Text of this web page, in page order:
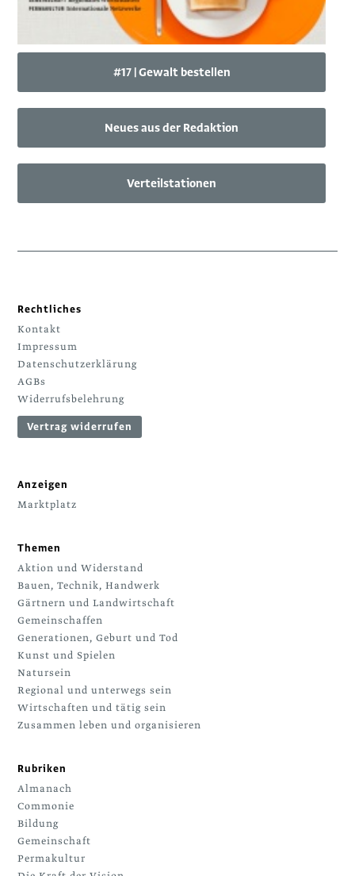
#17 | Gewalt bestellen
Neues aus der Redaktion
Verteilstationen
Rechtliches
Kontakt
Impressum
Datenschutzerklärung
AGBs
Widerrufsbelehrung
Vertrag widerrufen
Anzeigen
Marktplatz
Themen
Aktion und Widerstand
Bauen, Technik, Handwerk
Gärtnern und Landwirtschaft
Gemeinschaffen
Generationen, Geburt und Tod
Kunst und Spielen
Natursein
Regional und unterwegs sein
Wirtschaften und tätig sein
Zusammen leben und organisieren
Rubriken
Almanach
Commonie
Bildung
Gemeinschaft
Permakultur